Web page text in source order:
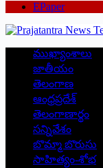
EPaper
ముఖ్యాంశాలు
జాతీయం
తెలంగాణ
ఆంధ్రప్రదేశ్
తెలంగాణార్థం
సన్నివేశం
బొమ్మా బొరుసు
సాహిత్యం-శోభ